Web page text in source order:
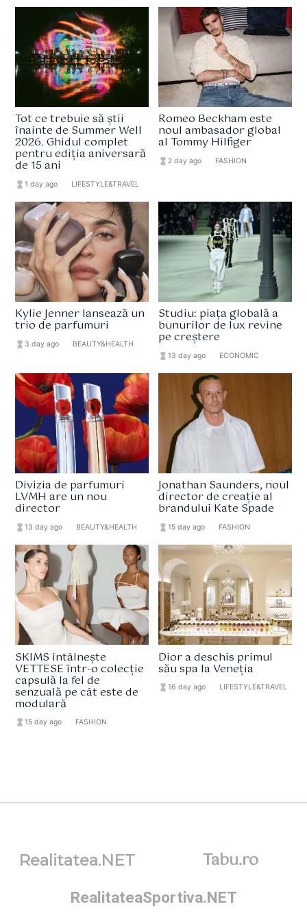
Tot ce trebuie să știi
înainte de Summer Well
2026. Ghidul complet
pentru ediția aniversară
de 15 ani
hourglass_full1 day ago LIFESTYLE&TRAVEL
Romeo Beckham este
noul ambasador global
al Tommy Hilfiger
hourglass_full 2 day ago FASHION
Kylie Jenner lansează un
trio de parfumuri
hourglass_full 3 day ago BEAUTY&HEALTH
Studiu: piața globală a
bunurilor de lux revine
pe creștere
hourglass_full 13 day ago ECONOMIC
Divizia de parfumuri
LVMH are un nou
director
hourglass_full13 day ago BEAUTY&HEALTH
Jonathan Saunders, noul
director de creație al
brandului Kate Spade
hourglass_full 15 day ago FASHION
SKIMS întâlnește
VETTESE într-o colecție
capsulă la fel de
senzuală pe cât este de
modulară
hourglass_full15 day ago FASHION
Dior a deschis primul
său spa la Veneția
hourglass_full 16 day ago LIFESTYLE&TRAVEL
Realitatea.NET Tabu.ro
RealitateaSportiva.NET